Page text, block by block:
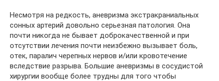
Несмотря на редкость, аневризма экстракраниальных
сонных артерий довольно серьезная патология. Она
почти никогда не бывает доброкачественной и при
отсутствии лечения почти неизбежно вызывает боль,
отек, паралич черепных нервов и/или кровотечение
вследствие разрыва. Большие аневризмы в сосудистой
хирургии вообще более трудны для того чтобы